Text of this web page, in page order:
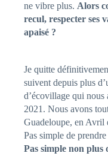
ne vibre plus. Alors
recul, respecter ses
apaisé ?
Je quitte
suivent depuis plus
d’écovillage qui nous
2021. Nous avons
Guadeloupe, en Avril
Pas simple de
Pas simple non plus